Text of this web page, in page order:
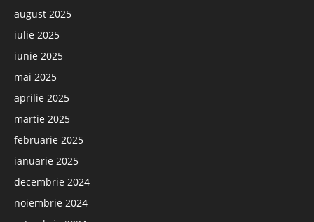
august 2025
iulie 2025
iunie 2025
mai 2025
aprilie 2025
martie 2025
februarie 2025
ianuarie 2025
decembrie 2024
noiembrie 2024